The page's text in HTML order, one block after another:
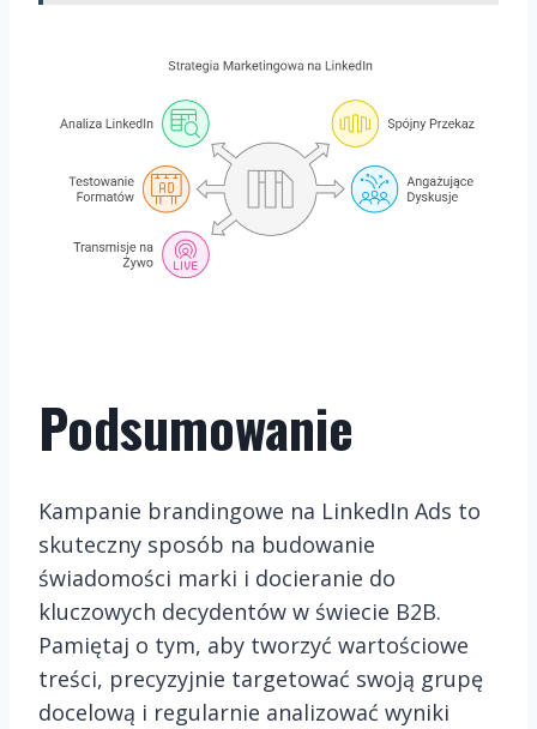
Podsumowanie
Kampanie brandingowe na LinkedIn Ads to
skuteczny sposób na budowanie
świadomości marki i docieranie do
kluczowych decydentów w świecie B2B.
Pamiętaj o tym, aby tworzyć wartościowe
treści, precyzyjnie targetować swoją grupę
docelową i regularnie analizować wyniki